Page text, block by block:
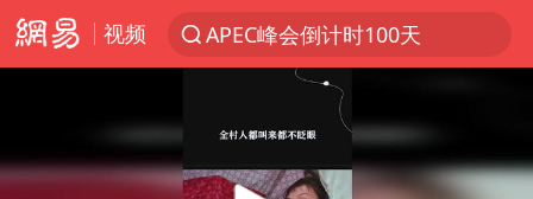
视频
APEC峰会倒计时100天
新能源汽车产业链提速
众星发文悼念秦焰
大连一起飞航班因乘客可乐爆瓶折返